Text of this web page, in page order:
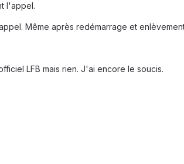
l'appel.
Même après redémarrage et
LFB mais rien. J'ai encore le soucis.